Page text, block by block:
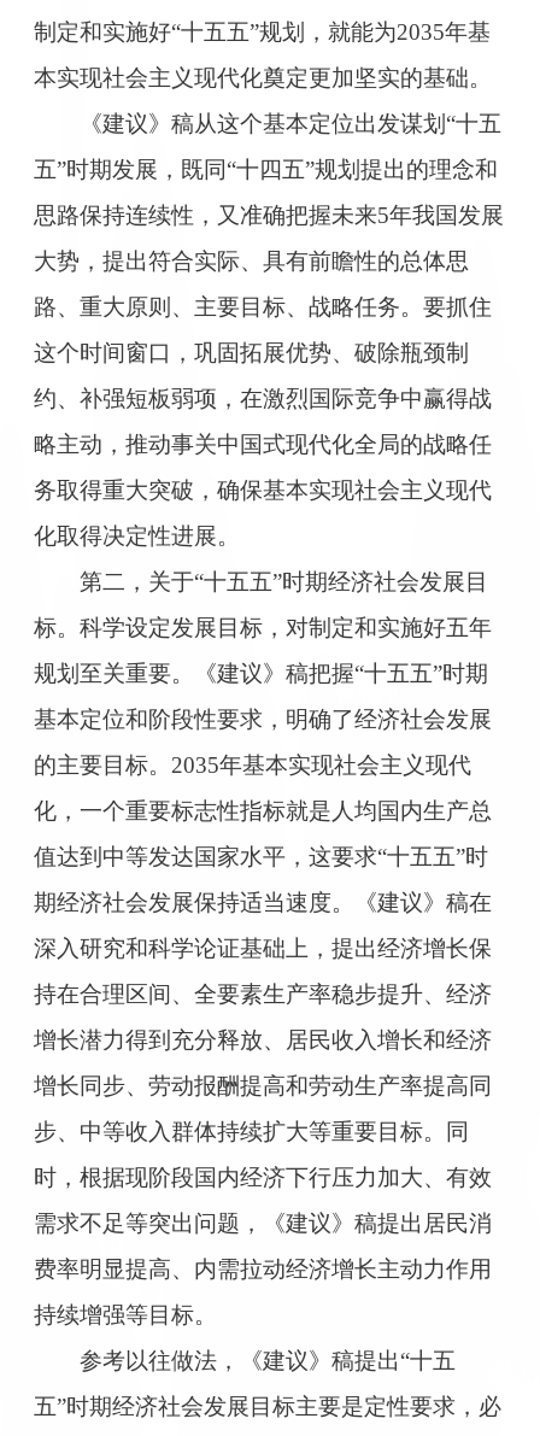
制定和实施好“十五五”规划，就能为2035年基
本实现社会主义现代化奠定更加坚实的基础。
《建议》稿从这个基本定位出发谋划“十五
五”时期发展，既同“十四五”规划提出的理念和
思路保持连续性，又准确把握未来5年我国发展
大势，提出符合实际、具有前瞻性的总体思
路、重大原则、主要目标、战略任务。要抓住
这个时间窗口，巩固拓展优势、破除瓶颈制
约、补强短板弱项，在激烈国际竞争中赢得战
略主动，推动事关中国式现代化全局的战略任
务取得重大突破，确保基本实现社会主义现代
化取得决定性进展。
第二，关于“十五五”时期经济社会发展目
标。科学设定发展目标，对制定和实施好五年
规划至关重要。《建议》稿把握“十五五”时期
基本定位和阶段性要求，明确了经济社会发展
的主要目标。2035年基本实现社会主义现代
化，一个重要标志性指标就是人均国内生产总
值达到中等发达国家水平，这要求“十五五”时
期经济社会发展保持适当速度。《建议》稿在
深入研究和科学论证基础上，提出经济增长保
持在合理区间、全要素生产率稳步提升、经济
增长潜力得到充分释放、居民收入增长和经济
增长同步、劳动报酬提高和劳动生产率提高同
步、中等收入群体持续扩大等重要目标。同
时，根据现阶段国内经济下行压力加大、有效
需求不足等突出问题，《建议》稿提出居民消
费率明显提高、内需拉动经济增长主动力作用
持续增强等目标。
参考以往做法，《建议》稿提出“十五
五”时期经济社会发展目标主要是定性要求，必